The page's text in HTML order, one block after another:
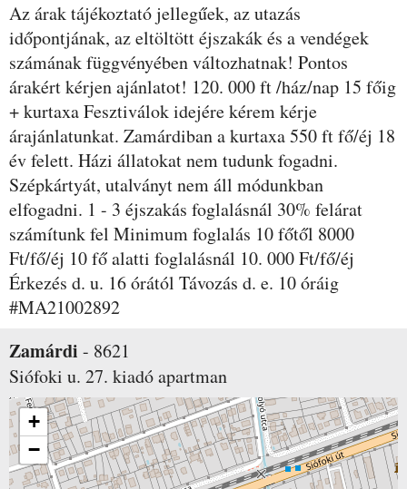
Az árak tájékoztató jellegűek, az utazás
időpontjának, az eltöltött éjszakák és a vendégek
számának függvényében változhatnak! Pontos
árakért kérjen ajánlatot! 120. 000 ft /ház/nap 15 főig
+ kurtaxa Fesztiválok idejére kérem kérje
árajánlatunkat. Zamárdiban a kurtaxa 550 ft fő/éj 18
év felett. Házi állatokat nem tudunk fogadni.
Szépkártyát, utalványt nem áll módunkban
elfogadni. 1 - 3 éjszakás foglalásnál 30% felárat
számítunk fel Minimum foglalás 10 főtől 8000
Ft/fő/éj 10 fő alatti foglalásnál 10. 000 Ft/fő/éj
Érkezés d. u. 16 órától Távozás d. e. 10 óráig
#MA21002892
Zamárdi - 8621
Siófoki u. 27. kiadó apartman
+
−